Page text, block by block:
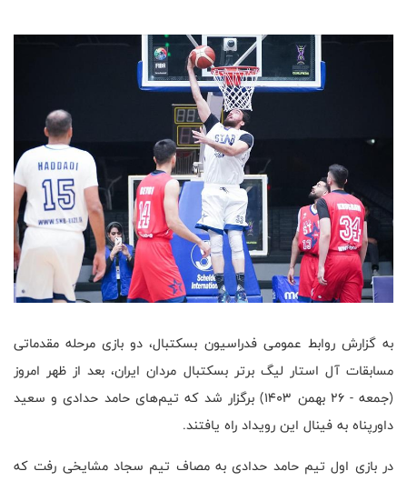
به گزارش روابط عمومی فدراسیون بسکتبال، دو بازی مرحله مقدماتی
مسابقات آل استار لیگ برتر بسکتبال مردان ایران، بعد از ظهر امروز
(جمعه - ۲۶ بهمن ۱۴۰۳) برگزار شد که تیم‌های حامد حدادی و سعید
داورپناه به فینال این رویداد راه یافتند.
در بازی اول تیم حامد حدادی به مصاف تیم سجاد مشایخی رفت که